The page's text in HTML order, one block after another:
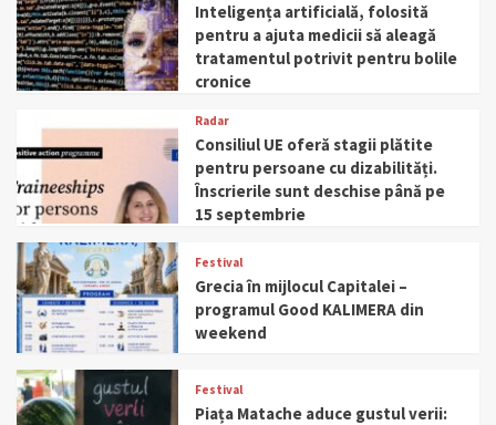
Inteligența artificială, folosită
pentru a ajuta medicii să aleagă
tratamentul potrivit pentru bolile
cronice
Radar
Consiliul UE oferă stagii plătite
pentru persoane cu dizabilități.
Înscrierile sunt deschise până pe
15 septembrie
Festival
Grecia în mijlocul Capitalei –
programul Good KALIMERA din
weekend
Festival
Piața Matache aduce gustul verii: